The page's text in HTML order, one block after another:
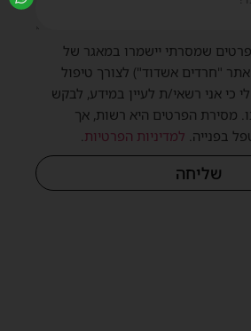
שמסרתי יישמרו במאגר של
"חרדים אשדוד") לצורך טיפול
לי כי אני רשאי/ת לעיין במידע, לבקש
מסירת הפרטים היא רשות, אך
בפנייה. למדיניות הפרטיות.
שליחה